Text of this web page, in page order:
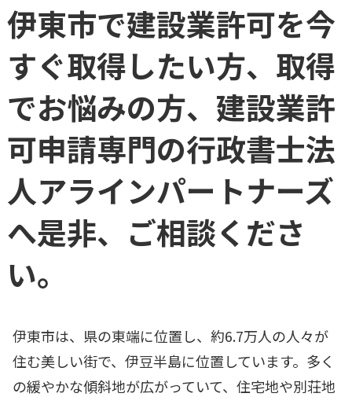
伊東市で建設業許可を今
すぐ取得したい方、取得
でお悩みの方、建設業許
可申請専門の行政書士法
人アラインパートナーズ
へ是非、ご相談くださ
い。
伊東市は、県の東端に位置し、約6.7万人の人々が
住む美しい街で、伊豆半島に位置しています。多く
の緩やかな傾斜地が広がっていて、住宅地や別荘地